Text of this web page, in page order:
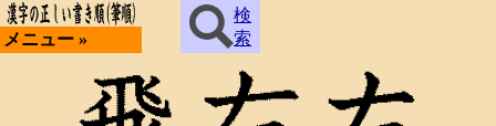
メニュー »
検
索